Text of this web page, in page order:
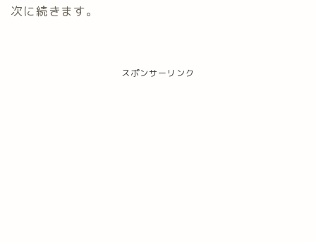
次に続きます。
スポンサーリンク